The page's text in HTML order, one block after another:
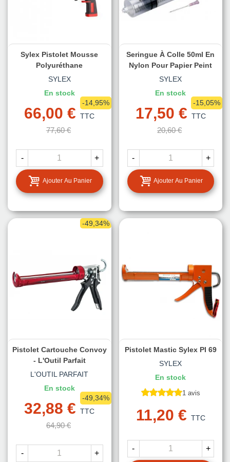
Sylex Pistolet Mousse
Polyuréthane
SYLEX
En stock
66,00 € TTC
77,60 €
-14,95%
- +
Ajouter Au Panier
Seringue À Colle 50ml En
Nylon Pour Papier Peint
SYLEX
En stock
17,50 € TTC
20,60 €
-15,05%
- +
Ajouter Au Panier
-49,34%
Pistolet Cartouche Convoy
- L'Outil Parfait
L'OUTIL PARFAIT
En stock
32,88 € TTC
64,90 €
-49,34%
- +
Pistolet Mastic Sylex PI 69
SYLEX
En stock
1 avis
11,20 € TTC
- +